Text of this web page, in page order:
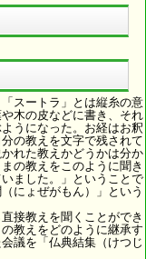
スートラ」とは縦糸の意
木の皮などに書き、それ
うになった。お経はお釈
の教えを文字で残されて
れた教えかどうかは分か
の教えをこのように聞き
ました。」ということで
にょぜがもん）」という
接教えを聞くことができ
教えをどのように継承す
議を「仏典結集（けつじ